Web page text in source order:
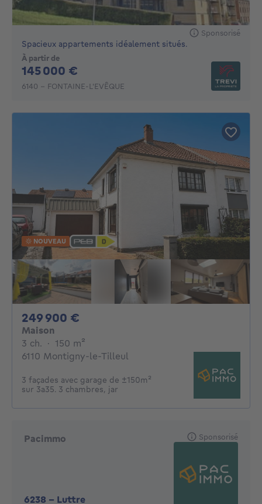
Sponsorisé
Spacieux appartements idéalement situés.
À partir de
145 000 €
6140 - FONTAINE-L'EVÊQUE
NOUVEAU
249 900 €
Maison
3 ch. 3 chambres
· 150 m²
6110 Montigny-le-Tilleul
3 façades avec garage de ±150m²
sur 3a35. 3 chambres, jar
Pacimmo
6238 - Luttre
Sponsorisé